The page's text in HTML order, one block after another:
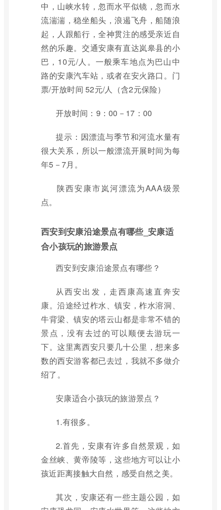
中，山峡水转，忽而水平似镜，忽而水
流湍湍，稳坐船头，浪遏飞舟，船随浪
起，人跟船行，全神贯注的感受亲近自
然的乐趣。交通安康有直达岚皋县的小
巴，10元/人。一般乘车地点为巴山中
路的安康汽车站，或者在安火路口。门
票/开放时间 52元/人（含2元保险）
开放时间：9：00－17：00
提示：因漂流与季节和河流水量有
很大关系，所以一般漂流开展时间为每
年5－7月。
陕西安康市岚河漂流为AAA级景
点。
西安到安康沿途景点有哪些_安康适
合小孩玩的旅游景点
西安到安康沿途景点有哪些？
从西安出发，走西康高速直奔安
康。沿途经过柞水、镇安，柞水溶洞、
牛背梁、镇安的塔云山都是非常不错的
景点，没有去过的可以顺便去游玩一
下。这里离西安只要几十公里，想来多
数的西安游客都已去过，我就不多做介
绍了。
安康适合小孩玩的旅游景点？
1.有很多。
2.首先，安康有许多自然景观，如
金丝峡、黄帝陵等，这些地方可以让小
孩近距离接触大自然，感受自然之美。
其次，安康还有一些主题公园，如